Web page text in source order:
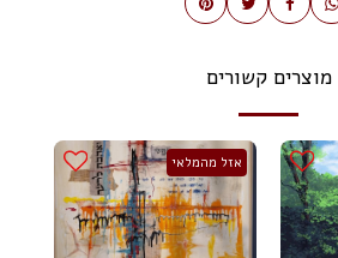
מוצרים קשורים
אזל מהמלאי